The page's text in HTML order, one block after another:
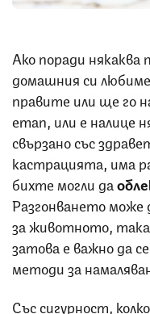
Ако поради
домашния си
правите или ще го
етап, или е налице
свързано със
кастрацията, има
бихте могли да
Разгонването може
за животното, така
затова е важно да
методи за
Със сигурност,